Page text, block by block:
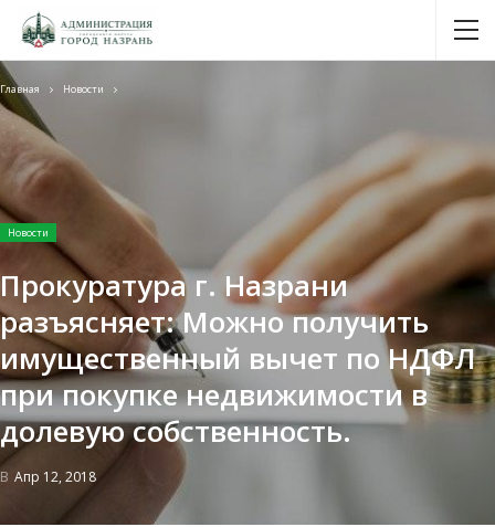
Главная Новости
Новости
Прокуратура г. Назрани
разъясняет: Можно получить
имущественный вычет по НДФЛ
при покупке недвижимости в
долевую собственность.
В Апр 12, 2018